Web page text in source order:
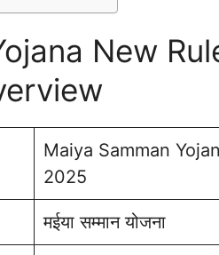
New
Maiya Samman
2025
मईया सम्मान योजना